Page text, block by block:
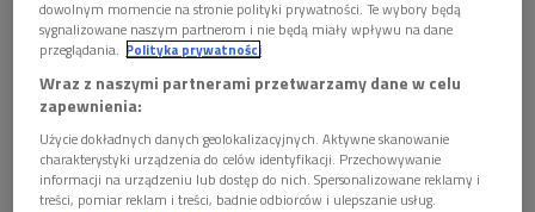
AUDIO 1 plik
 27'10
Matysiakowie 7 października godz. 13:14
dowolnym momencie na stronie polityki prywatności. Te wybory będą
sygnalizowane naszym partnerom i nie będą miały wpływu na dane
przeglądania. Polityka prywatności
Wraz z naszymi partnerami przetwarzamy dane w celu
zapewnienia:
Użycie dokładnych danych geolokalizacyjnych. Aktywne skanowanie
charakterystyki urządzenia do celów identyfikacji. Przechowywanie
informacji na urządzeniu lub dostęp do nich. Spersonalizowane reklamy i
treści, pomiar reklam i treści, badnie odbiorców i ulepszanie usług.